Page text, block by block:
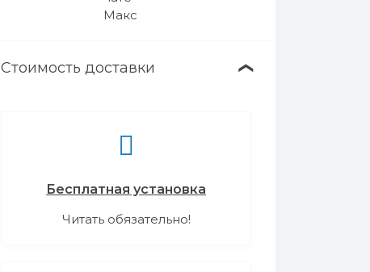
Стоимость доставки ❯
Бесплатная установка
Читать обязательно!